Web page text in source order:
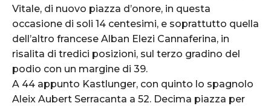
Vitale, di nuovo piazza d’onore, in questa
occasione di soli 14 centesimi, e soprattutto quella
dell’altro francese Alban Elezi Cannaferina, in
risalita di tredici posizioni, sul terzo gradino del
podio con un margine di 39.
A 44 appunto Kastlunger, con quinto lo spagnolo
Aleix Aubert Serracanta a 52. Decima piazza per